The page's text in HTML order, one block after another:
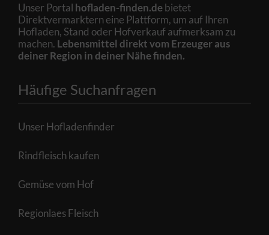
Unser Portal hofladen-finden.debietet
Direktvermarktern eine Plattform, um auf Ihren
Hofladen, Stand oder Hofverkauf aufmerksam zu
machen. Lebensmittel direkt vom Erzeuger aus
deiner Region in deiner Nähe finden.
Häufige Suchanfragen
Unser Hofladenfinder
Rindfleisch kaufen
Gemüse vom Hof
Regionlaes Fleisch